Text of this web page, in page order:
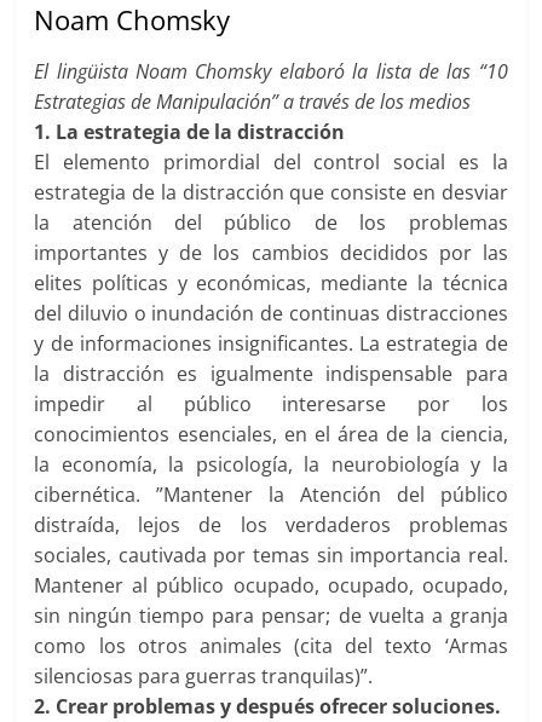
Noam Chomsky
El lingüista Noam Chomsky elaboró la lista de las “10
Estrategias de Manipulación” a través de los medios
1. La estrategia de la distracción
El elemento primordial del control social es la
estrategia de la distracción que consiste en desviar
la atención del público de los problemas
importantes y de los cambios decididos por las
elites políticas y económicas, mediante la técnica
del diluvio o inundación de continuas distracciones
y de informaciones insignificantes. La estrategia de
la distracción es igualmente indispensable para
impedir al público interesarse por los
conocimientos esenciales, en el área de la ciencia,
la economía, la psicología, la neurobiología y la
cibernética. ”Mantener la Atención del público
distraída, lejos de los verdaderos problemas
sociales, cautivada por temas sin importancia real.
Mantener al público ocupado, ocupado, ocupado,
sin ningún tiempo para pensar; de vuelta a granja
como los otros animales (cita del texto ‘Armas
silenciosas para guerras tranquilas)”.
2. Crear problemas y después ofrecer soluciones.